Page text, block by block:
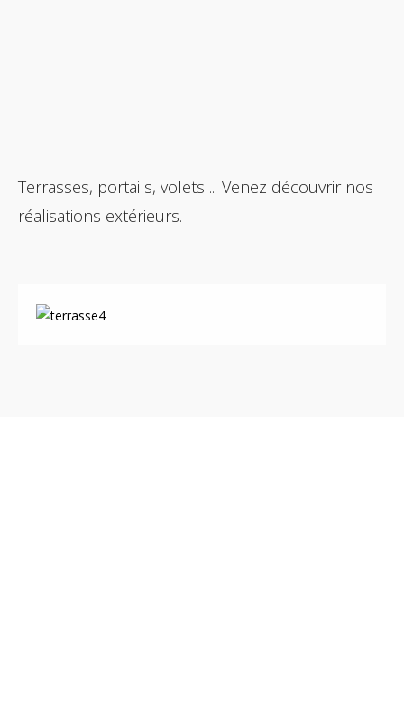
Terrasses, portails, volets ... Venez découvrir nos
réalisations extérieurs.